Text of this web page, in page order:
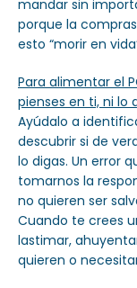
mandar sin
porque la
esto “morir en
Para alimentar el
pienses en ti, ni lo
Ayúdalo a
descubrir si de
lo digas. Un error
tomarnos la
no quieren ser
Cuando te crees
lastimar,
quieren o